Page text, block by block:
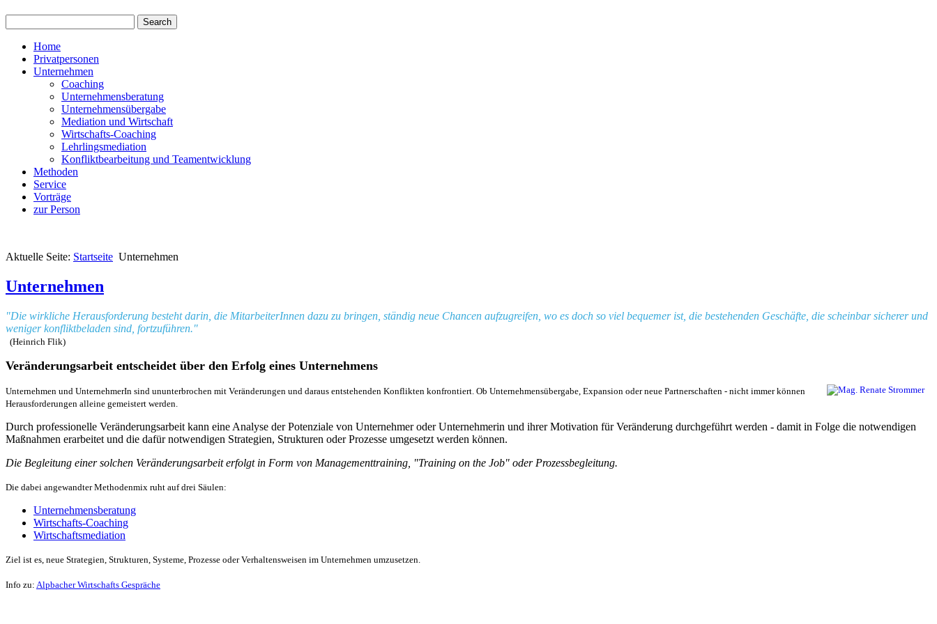
Home
Privatpersonen
Unternehmen
Coaching
Unternehmensberatung
Unternehmensübergabe
Mediation und Wirtschaft
Wirtschafts-Coaching
Lehrlingsmediation
Konfliktbearbeitung und Teamentwicklung
Methoden
Service
Vorträge
zur Person
Aktuelle Seite: Startseite Unternehmen
Unternehmen
"Die wirkliche Herausforderung besteht darin, die MitarbeiterInnen dazu zu bringen, ständig neue Chancen aufzugreifen, wo es doch so viel bequemer ist, die bestehenden Geschäfte, die scheinbar sicherer und
weniger konfliktbeladen sind, fortzuführen."
(Heinrich Flik)
Veränderungsarbeit entscheidet über den Erfolg eines Unternehmens
Unternehmen und UnternehmerIn sind ununterbrochen mit Veränderungen und daraus entstehenden Konflikten konfrontiert. Ob Unternehmensübergabe, Expansion oder neue Partnerschaften - nicht immer können
Herausforderungen alleine gemeistert werden.
Durch professionelle Veränderungsarbeit kann eine Analyse der Potenziale von Unternehmer oder Unternehmerin und ihrer Motivation für Veränderung durchgeführt werden - damit in Folge die notwendigen
Maßnahmen erarbeitet und die dafür notwendigen Strategien, Strukturen oder Prozesse umgesetzt werden können.
Die Begleitung einer solchen Veränderungsarbeit erfolgt in Form von Managementtraining, "Training on the Job" oder Prozessbegleitung.
Die dabei angewandter Methodenmix ruht auf drei Säulen:
Unternehmensberatung
Wirtschafts-Coaching
Wirtschaftsmediation
Ziel ist es, neue Strategien, Strukturen, Systeme, Prozesse oder Verhaltensweisen im Unternehmen umzusetzen.
Info zu: Alpbacher Wirtschafts Gespräche